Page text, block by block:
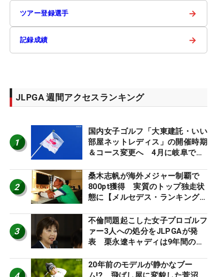
ツアー登録選手 →
記録成績 →
JLPGA 週間アクセスランキング
1
国内女子ゴルフ「大東建託・いい
部屋ネットレディス」の開催時期
＆コース変更へ 4月に岐阜で開
2
桑木志帆が海外メジャー制覇で
800pt獲得 実質のトップ独走状
態に【メルセデス・ランキング番
3
不倫問題起こした女子プロゴルフ
ァー3人への処分をJLPGAが発
表 栗永遼キャディは9年間の立
20年前のモデルが静かなブー